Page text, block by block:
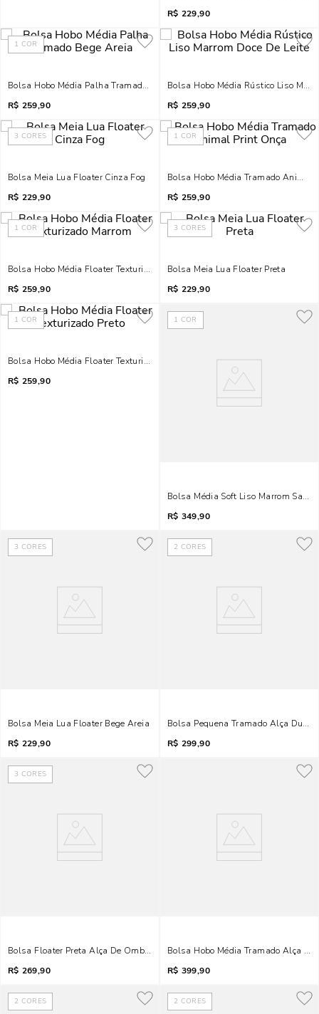
R$ 229,90
1 COR
Bolsa Hobo Média Palha Tramado Bege Areia
R$ 259,90
Bolsa Hobo Média Rústico Liso
R$ 259,90
3 CORES
Bolsa Meia Lua Floater Cinza Fog
R$ 229,90
1 COR
Bolsa Hobo Média Tramado Animal
R$ 259,90
1 COR
Bolsa Hobo Média Floater Texturizado Marrom
R$ 259,90
3 CORES
Bolsa Meia Lua Floater Preta
R$ 229,90
1 COR
Bolsa Hobo Média Floater Texturizado Preto
R$ 259,90
1 COR
Bolsa Média Soft Liso Marrom
R$ 349,90
3 CORES
Bolsa Meia Lua Floater Bege Areia
R$ 229,90
2 CORES
Bolsa Pequena Tramado Alça
R$ 299,90
3 CORES
Bolsa Floater Preta Alça De Ombro Corrente
R$ 269,90
Bolsa Hobo Média Tramado Alça De
R$ 399,90
2 CORES 2 CORES